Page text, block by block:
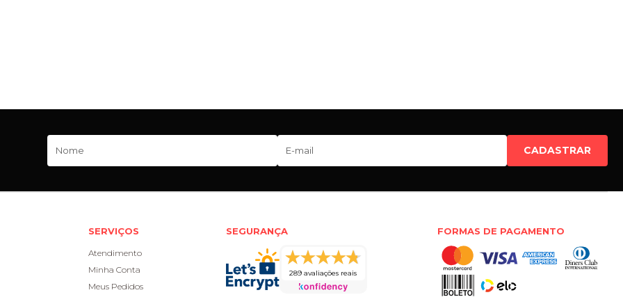
CADASTRAR
SERVIÇOS
Atendimento
Minha Conta
Meus Pedidos
SEGURANÇA
289 avaliações reais
FORMAS DE PAGAMENTO